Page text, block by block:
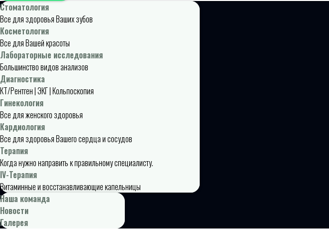
Стоматология
Все для здоровья Ваших зубов
Косметология
Все для Вашей красоты
Лабораторные исследования
Большинство видов анализов
Диагностика
КТ/Рентген | ЭКГ | Кольпоскопия
Гинекология
Все для женского здоровья
Кардиология
Все для здоровья Вашего сердца и сосудов
Терапия
Когда нужно направить к правильному специалисту.
IV-Терапия
Витаминные и восстанавливающие капельницы
Наша команда
Новости
Галерея